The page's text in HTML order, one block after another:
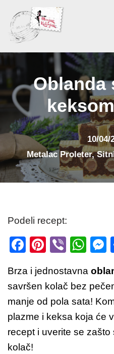
Skoči
na
Oblanda
10/04/
Metalac Proleter,
Podeli recept:
F
c
e
b
o
o
Pi
er
e
st
Vi
er
W
at
s
A
p
Brza i jednostavna
savršen kolač bez
manje od pola sata!
plazme i keksa koja će
recept i uverite se
kolač!